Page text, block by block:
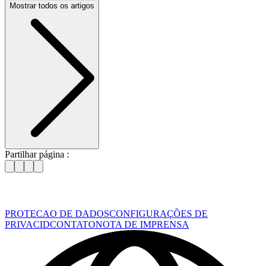
Mostrar todos os artigos
Partilhar página :
PROTECAO DE DADOSCONFIGURAÇÕES DE
PRIVACIDCONTATONOTA DE IMPRENSA